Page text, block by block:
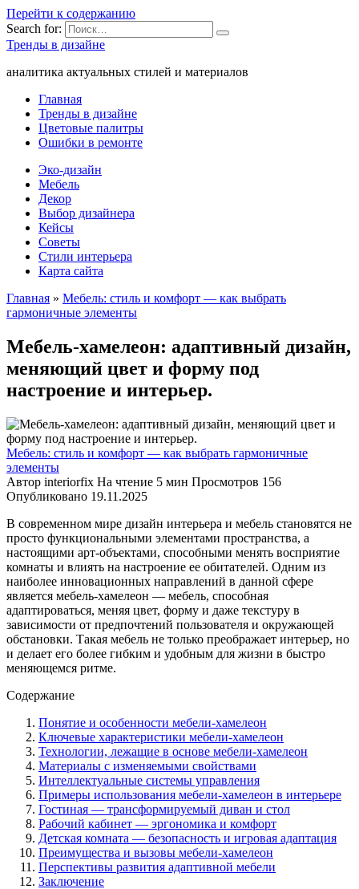
Перейти к содержанию
Search for:
Тренды в дизайне
аналитика актуальных стилей и материалов
Главная
Тренды в дизайне
Цветовые палитры
Ошибки в ремонте
Эко-дизайн
Мебель
Декор
Выбор дизайнера
Кейсы
Советы
Стили интерьера
Карта сайта
Главная » Мебель: стиль и комфорт — как выбрать
гармоничные элементы
Мебель-хамелеон: адаптивный дизайн,
меняющий цвет и форму под
настроение и интерьер.
Мебель: стиль и комфорт — как выбрать гармоничные
элементы
Автор interiorfix На чтение 5 мин Просмотров 156
Опубликовано 19.11.2025
В современном мире дизайн интерьера и мебель становятся не
просто функциональными элементами пространства, а
настоящими арт-объектами, способными менять восприятие
комнаты и влиять на настроение ее обитателей. Одним из
наиболее инновационных направлений в данной сфере
является мебель-хамелеон — мебель, способная
адаптироваться, меняя цвет, форму и даже текстуру в
зависимости от предпочтений пользователя и окружающей
обстановки. Такая мебель не только преображает интерьер, но
и делает его более гибким и удобным для жизни в быстро
меняющемся ритме.
Содержание
Понятие и особенности мебели-хамелеон
Ключевые характеристики мебели-хамелеон
Технологии, лежащие в основе мебели-хамелеон
Материалы с изменяемыми свойствами
Интеллектуальные системы управления
Примеры использования мебели-хамелеон в интерьере
Гостиная — трансформируемый диван и стол
Рабочий кабинет — эргономика и комфорт
Детская комната — безопасность и игровая адаптация
Преимущества и вызовы мебели-хамелеон
Перспективы развития адаптивной мебели
Заключение